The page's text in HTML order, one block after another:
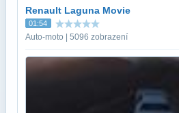
Renault Laguna Movie
01:54
Auto-moto | 5096 zobrazení